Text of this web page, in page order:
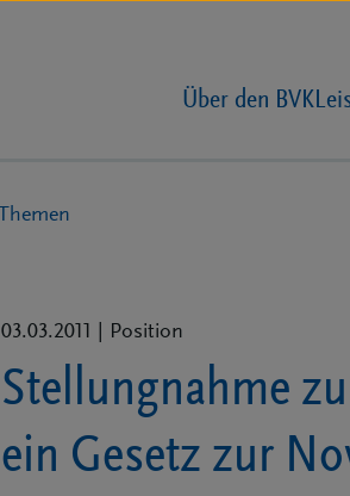
Über den BVK
Themen
03.03.2011 | Position
Stellungnahme
ein Gesetz zur